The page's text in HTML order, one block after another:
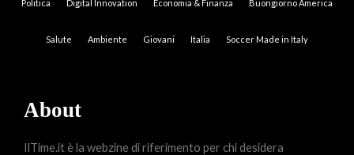
Politica Digital Innovation Economia & Finanza Buongiorno America
Salute Ambiente Giovani Italia Soccer Made in Italy
About
IlTime.it è la webzine di riferimento per chi desidera